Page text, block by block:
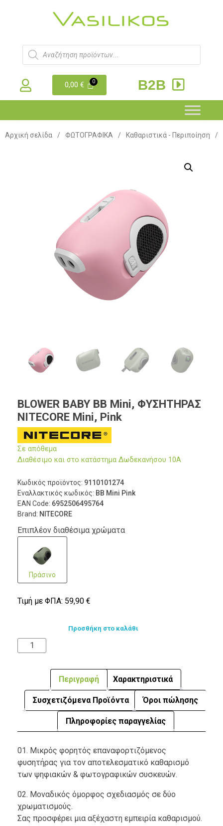
0,00€ B2B
Αρχική σελίδα / ΦΩΤΟΓΡΑΦΙΚΑ / Καθαριστικά - Περιποίηση /
BLOWER BABY BB Mini, ΦΥΣΗΤΗΡΑΣ
NITECORE Mini, Pink
Σε απόθεμα
Διαθέσιμο και στο κατάστημα Δωδεκανήσου 10Α
Κωδικός προϊόντος: 9110101274
Εναλλακτικός κωδικός: BB Mini Pink
EAN Code: 6952506495764
Brand: NITECORE
Επιπλέον διαθέσιμα χρώματα
Πράσινο
Τιμή με ΦΠΑ: 59,90 €
Προσθήκη στο καλάθι
Περιγραφή Χαρακτηριστικά
Συσχετιζόμενα Προϊόντα Όροι πώλησης
Πληροφορίες παραγγελίας
01. Μικρός φορητός επαναφορτιζόμενος
φυσητήρας για τον αποτελεσματικό καθαρισμό
των ψηφιακών & φωτογραφικών συσκευών.
02. Μοναδικός όμορφος σχεδιασμός σε δύο
χρωματισμούς.
Σας προσφέρει μια αξέχαστη εμπειρία καθαρισμού.